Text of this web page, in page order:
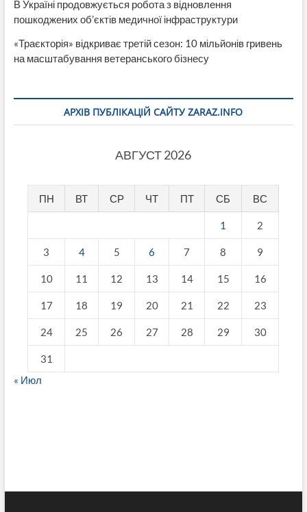
В Україні продовжується робота з відновлення
пошкоджених об’єктів медичної інфраструктури
«Траєкторія» відкриває третій сезон: 10 мільйонів гривень
на масштабування ветеранського бізнесу
АРХІВ ПУБЛІКАЦІЙ САЙТУ ZARAZ.INFO
АВГУСТ 2026
ПН ВТ СР ЧТ ПТ СБ ВС
1 2
3 4 5 6 7 8 9
10 11 12 13 14 15 16
17 18 19 20 21 22 23
24 25 26 27 28 29 30
31
« Июл